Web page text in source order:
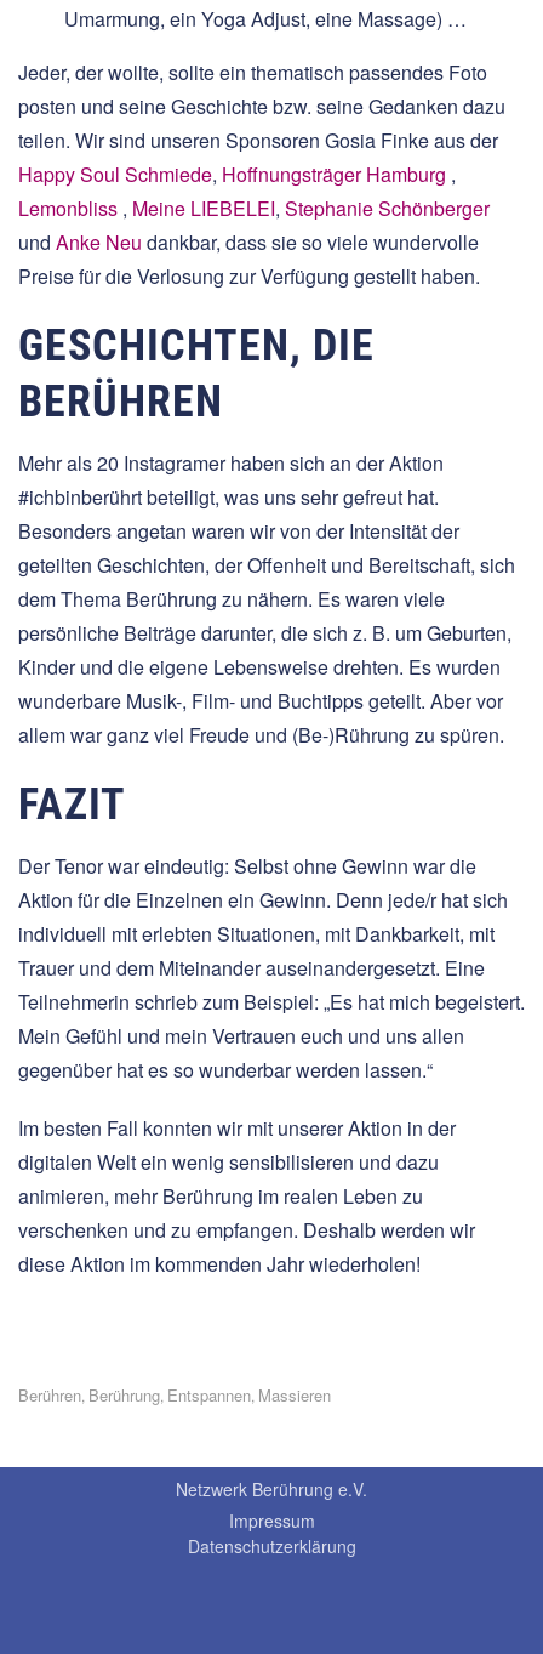
Umarmung, ein Yoga Adjust, eine Massage) …
Jeder, der wollte, sollte ein thematisch passendes Foto
posten und seine Geschichte bzw. seine Gedanken dazu
teilen. Wir sind unseren Sponsoren Gosia Finke aus der
Happy Soul Schmiede, Hoffnungsträger Hamburg ,
Lemonbliss , Meine LIEBELEI, Stephanie Schönberger
und Anke Neu dankbar, dass sie so viele wundervolle
Preise für die Verlosung zur Verfügung gestellt haben.
GESCHICHTEN, DIE
BERÜHREN
Mehr als 20 Instagramer haben sich an der Aktion
#ichbinberührt beteiligt, was uns sehr gefreut hat.
Besonders angetan waren wir von der Intensität der
geteilten Geschichten, der Offenheit und Bereitschaft, sich
dem Thema Berührung zu nähern. Es waren viele
persönliche Beiträge darunter, die sich z. B. um Geburten,
Kinder und die eigene Lebensweise drehten. Es wurden
wunderbare Musik-, Film- und Buchtipps geteilt. Aber vor
allem war ganz viel Freude und (Be-)Rührung zu spüren.
FAZIT
Der Tenor war eindeutig: Selbst ohne Gewinn war die
Aktion für die Einzelnen ein Gewinn. Denn jede/r hat sich
individuell mit erlebten Situationen, mit Dankbarkeit, mit
Trauer und dem Miteinander auseinandergesetzt. Eine
Teilnehmerin schrieb zum Beispiel: „Es hat mich begeistert.
Mein Gefühl und mein Vertrauen euch und uns allen
gegenüber hat es so wunderbar werden lassen.“
Im besten Fall konnten wir mit unserer Aktion in der
digitalen Welt ein wenig sensibilisieren und dazu
animieren, mehr Berührung im realen Leben zu
verschenken und zu empfangen. Deshalb werden wir
diese Aktion im kommenden Jahr wiederholen!
Berühren Berührung Entspannen Massieren
Netzwerk Berührung e.V.
Impressum
Datenschutzerklärung